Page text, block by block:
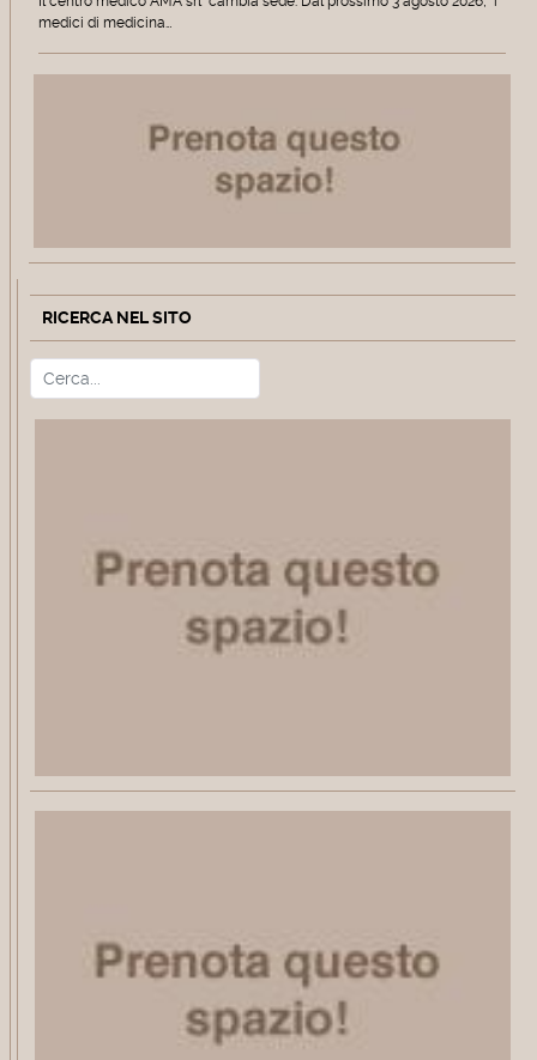
medici di medicina…
RICERCA NEL SITO
Cerca Type 2 or more characters for